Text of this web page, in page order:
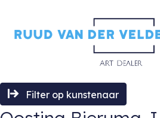
Filter op kunstenaar